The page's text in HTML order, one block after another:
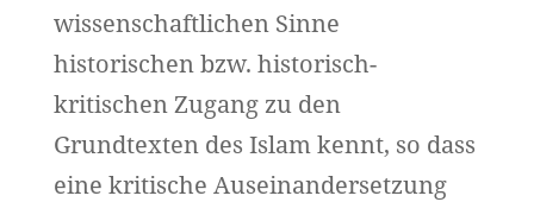
wissenschaftlichen Sinne
historischen bzw. historisch-
kritischen Zugang zu den
Grundtexten des Islam kennt, so dass
eine kritische Auseinandersetzung